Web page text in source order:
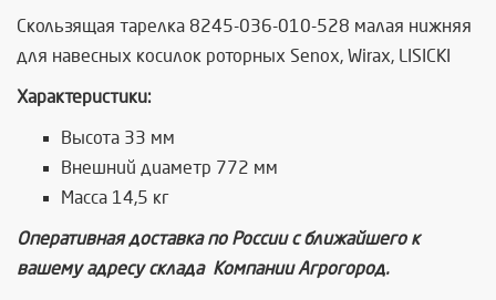
Скользящая тарелка 8245-036-010-528 малая нижняя
для навесных косилок роторных Senox, Wirax, LISICKI
Характеристики:
Высота 33 мм
Внешний диаметр 772 мм
Масса 14,5 кг
Оперативная доставка по России с ближайшего к
вашему адресу склада Компании Агрогород.